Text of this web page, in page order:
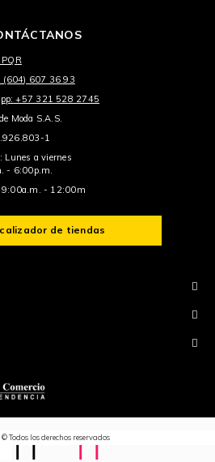
(604) 607 36 93
+57 321 528 2745
Moda S.A.S.
1
Lunes a viernes
- 6:00p.m.
9:00a.m. - 12:00m
de tiendas
+
+
+
Todos los derechos reservados